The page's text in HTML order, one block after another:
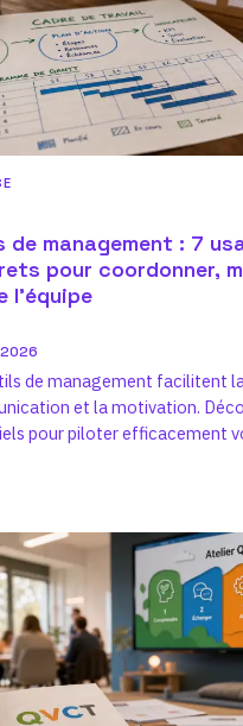
de management : 7
pour coordonner,
l’équipe
de management facilitent
et la motivation.
pour piloter efficacement